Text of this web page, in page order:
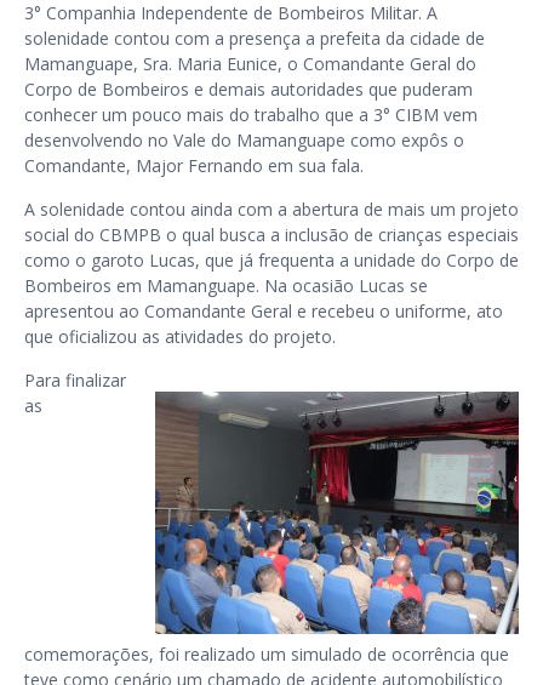
3° Companhia Independente de Bombeiros Militar. A
solenidade contou com a presença a prefeita da cidade de
Mamanguape, Sra. Maria Eunice, o Comandante Geral do
Corpo de Bombeiros e demais autoridades que puderam
conhecer um pouco mais do trabalho que a 3° CIBM vem
desenvolvendo no Vale do Mamanguape como expôs o
Comandante, Major Fernando em sua fala.
A solenidade contou ainda com a abertura de mais um projeto
social do CBMPB o qual busca a inclusão de crianças especiais
como o garoto Lucas, que já frequenta a unidade do Corpo de
Bombeiros em Mamanguape. Na ocasião Lucas se
apresentou ao Comandante Geral e recebeu o uniforme, ato
que oficializou as atividades do projeto.
Para finalizar
as
comemorações, foi realizado um simulado de ocorrência que
teve como cenário um chamado de acidente automobilístico